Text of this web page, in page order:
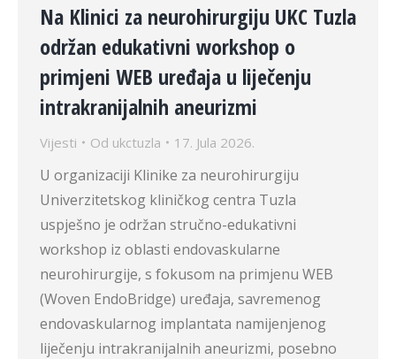
Na Klinici za neurohirurgiju UKC Tuzla
održan edukativni workshop o
primjeni WEB uređaja u liječenju
intrakranijalnih aneurizmi
Vijesti Od ukctuzla 17. Jula 2026.
U organizaciji Klinike za neurohirurgiju
Univerzitetskog kliničkog centra Tuzla
uspješno je održan stručno-edukativni
workshop iz oblasti endovaskularne
neurohirurgije, s fokusom na primjenu WEB
(Woven EndoBridge) uređaja, savremenog
endovaskularnog implantata namijenjenog
liječenju intrakranijalnih aneurizmi, posebno